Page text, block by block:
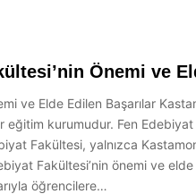
Önemi ve
ve Elde Edilen Başarılar
kurumudur. Fen
Fakültesi, yalnızca
Fakültesi’nin önemi ve
öğrencilere…